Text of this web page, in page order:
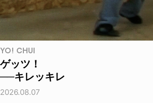
YO! CHUI
ゲッツ！
──キレッキレ
2026.08.07